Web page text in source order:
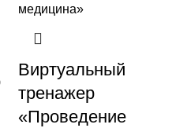
Виртуальный
тренажер
«Проведение